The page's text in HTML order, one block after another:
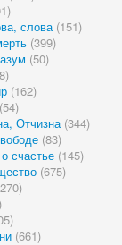
слова (151)
(399)
(50)
(162)
(54)
Отчизна (344)
(83)
счастье (145)
(675)
(661)